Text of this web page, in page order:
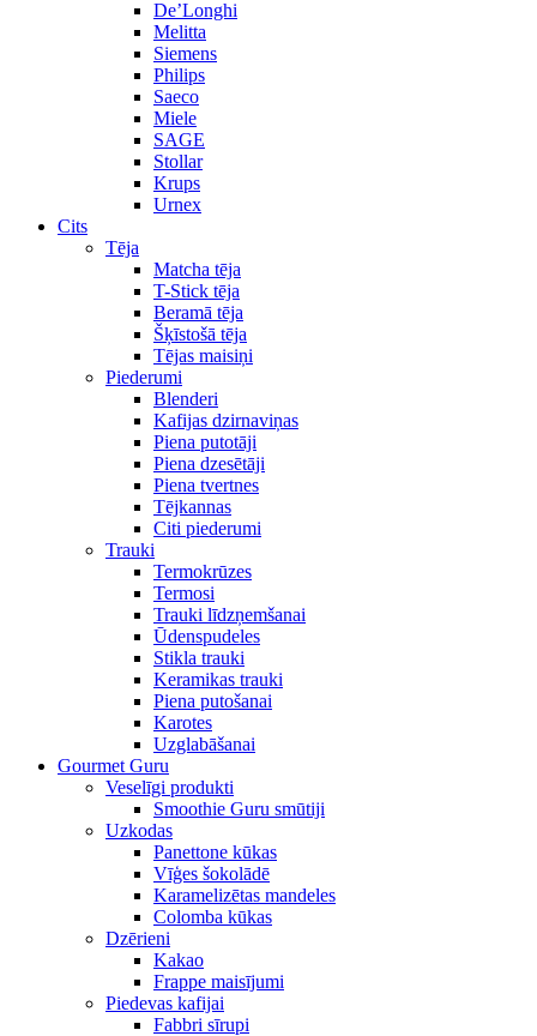
De’Longhi
Melitta
Siemens
Philips
Saeco
Miele
SAGE
Stollar
Krups
Urnex
Cits
Tēja
Matcha tēja
T-Stick tēja
Beramā tēja
Šķīstošā tēja
Tējas maisiņi
Piederumi
Blenderi
Kafijas dzirnaviņas
Piena putotāji
Piena dzesētāji
Piena tvertnes
Tējkannas
Citi piederumi
Trauki
Termokrūzes
Termosi
Trauki līdzņemšanai
Ūdenspudeles
Stikla trauki
Keramikas trauki
Piena putošanai
Karotes
Uzglabāšanai
Gourmet Guru
Veselīgi produkti
Smoothie Guru smūtiji
Uzkodas
Panettone kūkas
Vīģes šokolādē
Karamelizētas mandeles
Colomba kūkas
Dzērieni
Kakao
Frappe maisījumi
Piedevas kafijai
Fabbri sīrupi